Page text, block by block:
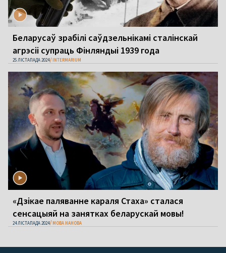
Беларусаў зрабілі саўдзельнікамі сталінскай
агрэсіі супраць Фінляндыі 1939 года
25 ЛІСТАПАДА 2024 INTERMARIUM
«Дзікае паляванне караля Стаха» сталася
сенсацыяй на занятках беларускай мовы!
24 ЛІСТАПАДА 2024 МОВА НАНОВА